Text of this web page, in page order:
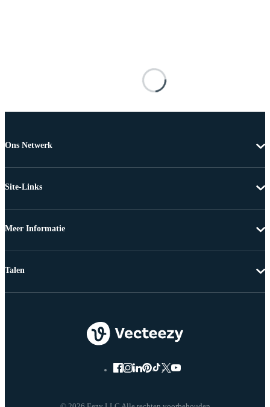
Ons Netwerk
Site-Links
Meer Informatie
Talen